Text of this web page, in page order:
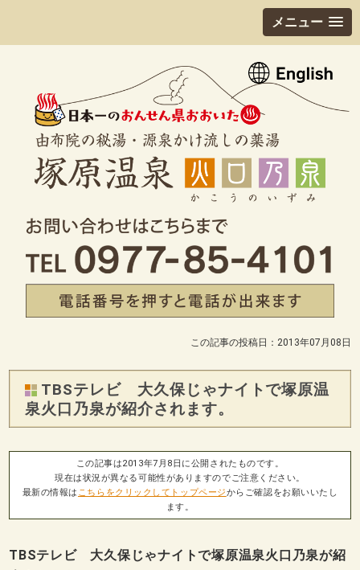
メニュー
この記事の投稿日：2013年07月08日
TBSテレビ 大久保じゃナイトで塚原温
泉火口乃泉が紹介されます。
この記事は2013年7月8日に公開されたものです。
現在は状況が異なる可能性がありますのでご注意ください。
最新の情報は こちらをクリックしてトップページからご確認をお願いいたし
ます。
TBSテレビ 大久保じゃナイトで塚原温泉火口乃泉が紹